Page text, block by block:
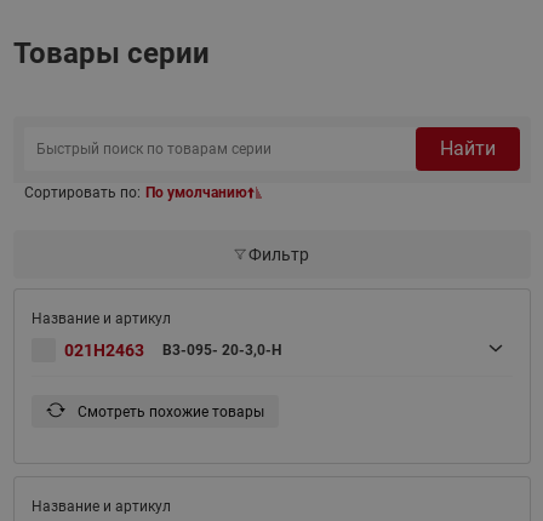
Товары серии
Найти
Сортировать по: По умолчанию
Фильтр
021H2463 B3-095- 20-3,0-H
Смотреть похожие товары